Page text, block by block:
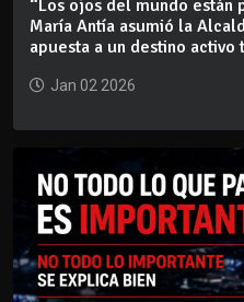
“Los ojos del mundo están
María Antía asumió la
apuesta a un destino activo
Jan 02 2026